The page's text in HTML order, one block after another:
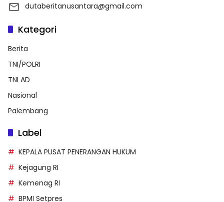
dutaberitanusantara@gmail.com
Kategori
Berita
TNI/POLRI
TNI AD
Nasional
Palembang
Label
KEPALA PUSAT PENERANGAN HUKUM
Kejagung RI
Kemenag RI
BPMI Setpres